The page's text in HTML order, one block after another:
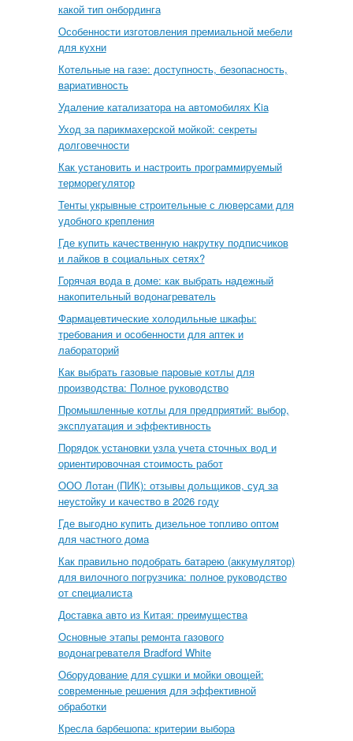
какой тип онбординга
Особенности изготовления премиальной мебели
для кухни
Котельные на газе: доступность, безопасность,
вариативность
Удаление катализатора на автомобилях Kia
Уход за парикмахерской мойкой: секреты
долговечности
Как установить и настроить программируемый
терморегулятор
Тенты укрывные строительные с люверсами для
удобного крепления
Где купить качественную накрутку подписчиков
и лайков в социальных сетях?
Горячая вода в доме: как выбрать надежный
накопительный водонагреватель
Фармацевтические холодильные шкафы:
требования и особенности для аптек и
лабораторий
Как выбрать газовые паровые котлы для
производства: Полное руководство
Промышленные котлы для предприятий: выбор,
эксплуатация и эффективность
Порядок установки узла учета сточных вод и
ориентировочная стоимость работ
ООО Лотан (ПИК): отзывы дольщиков, суд за
неустойку и качество в 2026 году
Где выгодно купить дизельное топливо оптом
для частного дома
Как правильно подобрать батарею (аккумулятор)
для вилочного погрузчика: полное руководство
от специалиста
Доставка авто из Китая: преимущества
Основные этапы ремонта газового
водонагревателя Bradford White
Оборудование для сушки и мойки овощей:
современные решения для эффективной
обработки
Кресла барбешопа: критерии выбора